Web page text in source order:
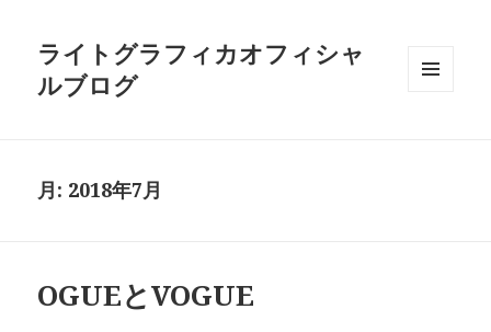
ライトグラフィカオフィシャ
ルブログ
月: 2018年7月
OGUEとVOGUE